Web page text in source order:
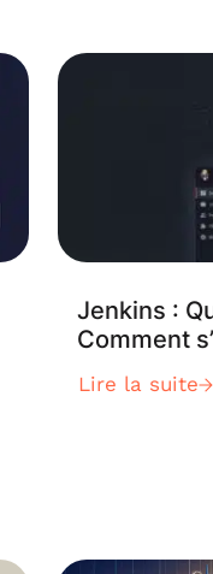
Jenkins :
Comment
Lire la suite